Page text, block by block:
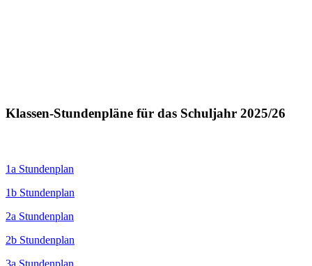
Klassen-Stundenpläne für das Schuljahr 2025/26
1a Stundenplan
1b Stundenplan
2a Stundenplan
2b Stundenplan
3a Stundenplan